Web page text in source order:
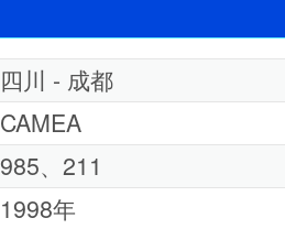
四川 - 成都
CAMEA
985、211
1998年